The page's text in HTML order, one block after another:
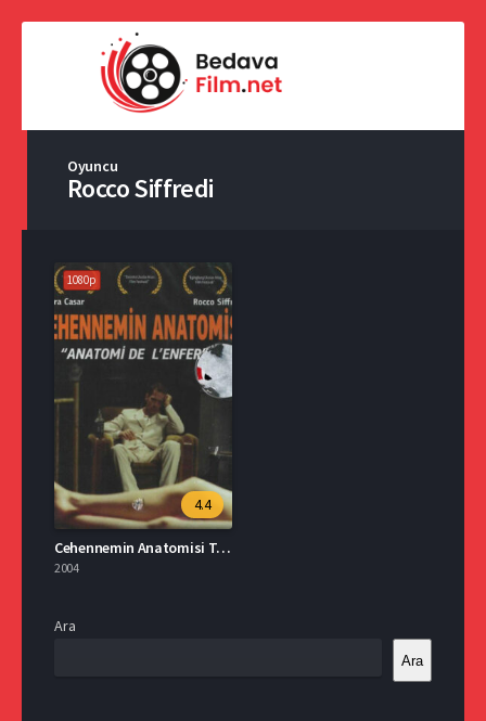
Oyuncu
Rocco Siffredi
1080p
4.4
Cehennemin Anatomisi Türkçe Dublaj İzle
2004
Ara
Ara